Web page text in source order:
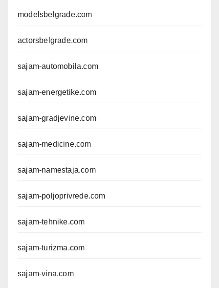
modelsbelgrade.com
actorsbelgrade.com
sajam-automobila.com
sajam-energetike.com
sajam-gradjevine.com
sajam-medicine.com
sajam-namestaja.com
sajam-poljoprivrede.com
sajam-tehnike.com
sajam-turizma.com
sajam-vina.com